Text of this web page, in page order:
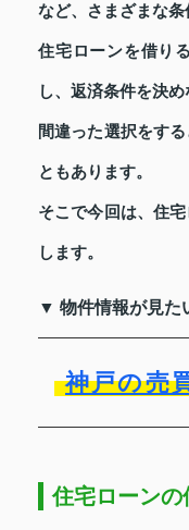
など、さまざまな条
住宅ローンを借り
し、返済条件を決め
間違った選択をす
ともあります。
そこで今回は、住
します。
▼ 物件情報が見た
神戸の売
住宅ローンの